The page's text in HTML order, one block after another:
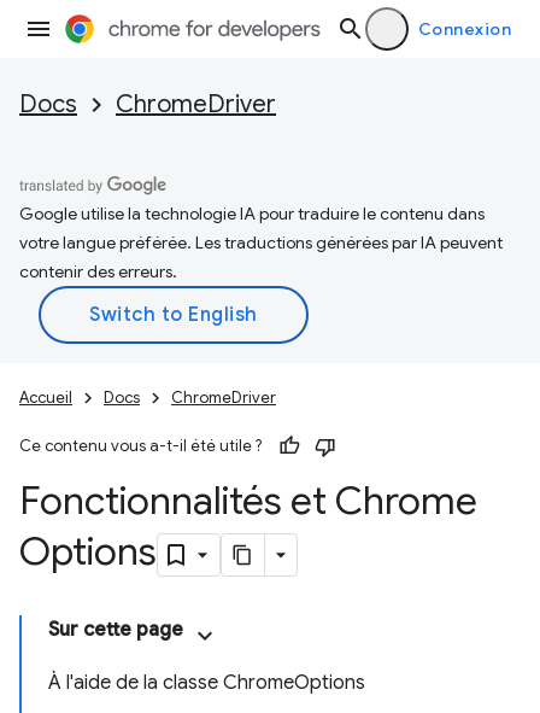
Connexion
Docs ChromeDriver
Google utilise la technologie IA pour traduire le contenu dans
votre langue préférée. Les traductions générées par IA peuvent
contenir des erreurs.
Accueil Docs ChromeDriver
Ce contenu vous a-t-il été utile ?
Fonctionnalités et Chrome
Options
Sur cette page
À l'aide de la classe ChromeOptions